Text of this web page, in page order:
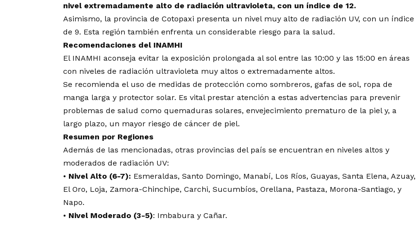
nivel extremadamente alto de radiación ultravioleta, con un índice de 12.
Asimismo, la provincia de Cotopaxi presenta un nivel muy alto de radiación UV, con un índice
de 9. Esta región también enfrenta un considerable riesgo para la salud.
Recomendaciones del INAMHI
El INAMHI aconseja evitar la exposición prolongada al sol entre las 10:00 y las 15:00 en áreas
con niveles de radiación ultravioleta muy altos o extremadamente altos.
Se recomienda el uso de medidas de protección como sombreros, gafas de sol, ropa de
manga larga y protector solar. Es vital prestar atención a estas advertencias para prevenir
problemas de salud como quemaduras solares, envejecimiento prematuro de la piel y, a
largo plazo, un mayor riesgo de cáncer de piel.
Resumen por Regiones
Además de las mencionadas, otras provincias del país se encuentran en niveles altos y
moderados de radiación UV:
•⁠ ⁠Nivel Alto (6-7): Esmeraldas, Santo Domingo, Manabí, Los Ríos, Guayas, Santa Elena, Azuay,
El Oro, Loja, Zamora-Chinchipe, Carchi, Sucumbíos, Orellana, Pastaza, Morona-Santiago, y
Napo.
•⁠ ⁠ Nivel Moderado (3-5): Imbabura y Cañar.